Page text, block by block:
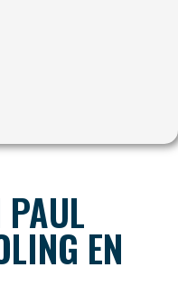
EN